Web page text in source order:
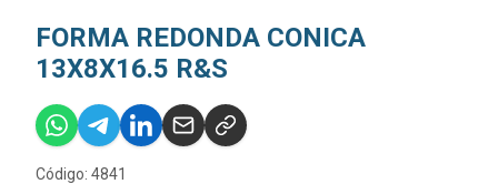
FORMA REDONDA CONICA
13X8X16.5 R&S
Código: 4841